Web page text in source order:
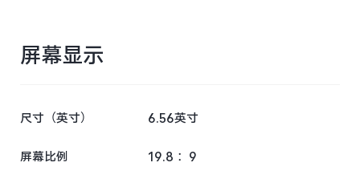
屏幕显示
尺寸（英寸）
屏幕比例
6.56英寸
19.8 ：9